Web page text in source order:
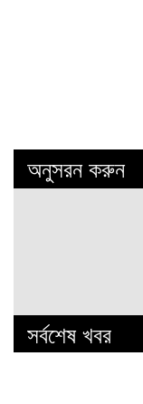
অনুসরন করুন
সর্বশেষ খবর